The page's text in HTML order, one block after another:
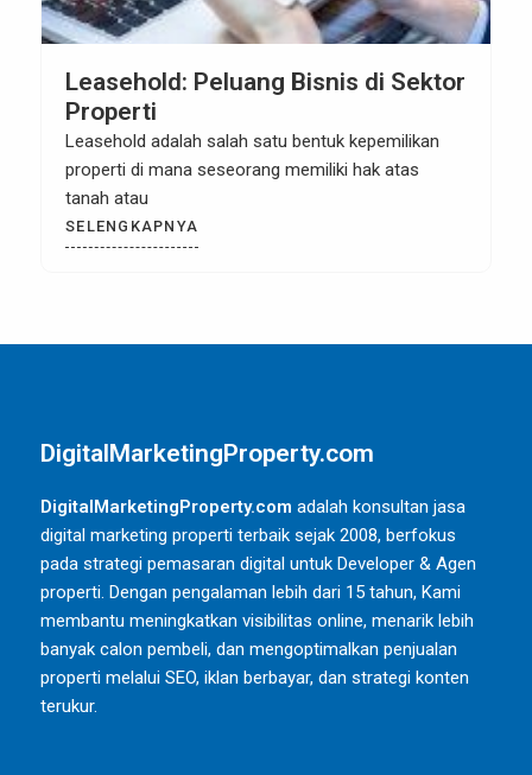
Leasehold vs. Freehold: Mana yang
Lebih Baik?
Ketika datang ke dunia investasi properti, salah
satu pertimbangan utama adalah apakah Anda
harus membeli
SELENGKAPNYA
DigitalMarketingProperty.com
DigitalMarketingProperty.com adalah konsultan jasa
digital marketing properti terbaik sejak 2008, berfokus
pada strategi pemasaran digital untuk Developer & Agen
properti. Dengan pengalaman lebih dari 15 tahun, Kami
membantu meningkatkan visibilitas online, menarik lebih
banyak calon pembeli, dan mengoptimalkan penjualan
properti melalui SEO, iklan berbayar, dan strategi konten
terukur.